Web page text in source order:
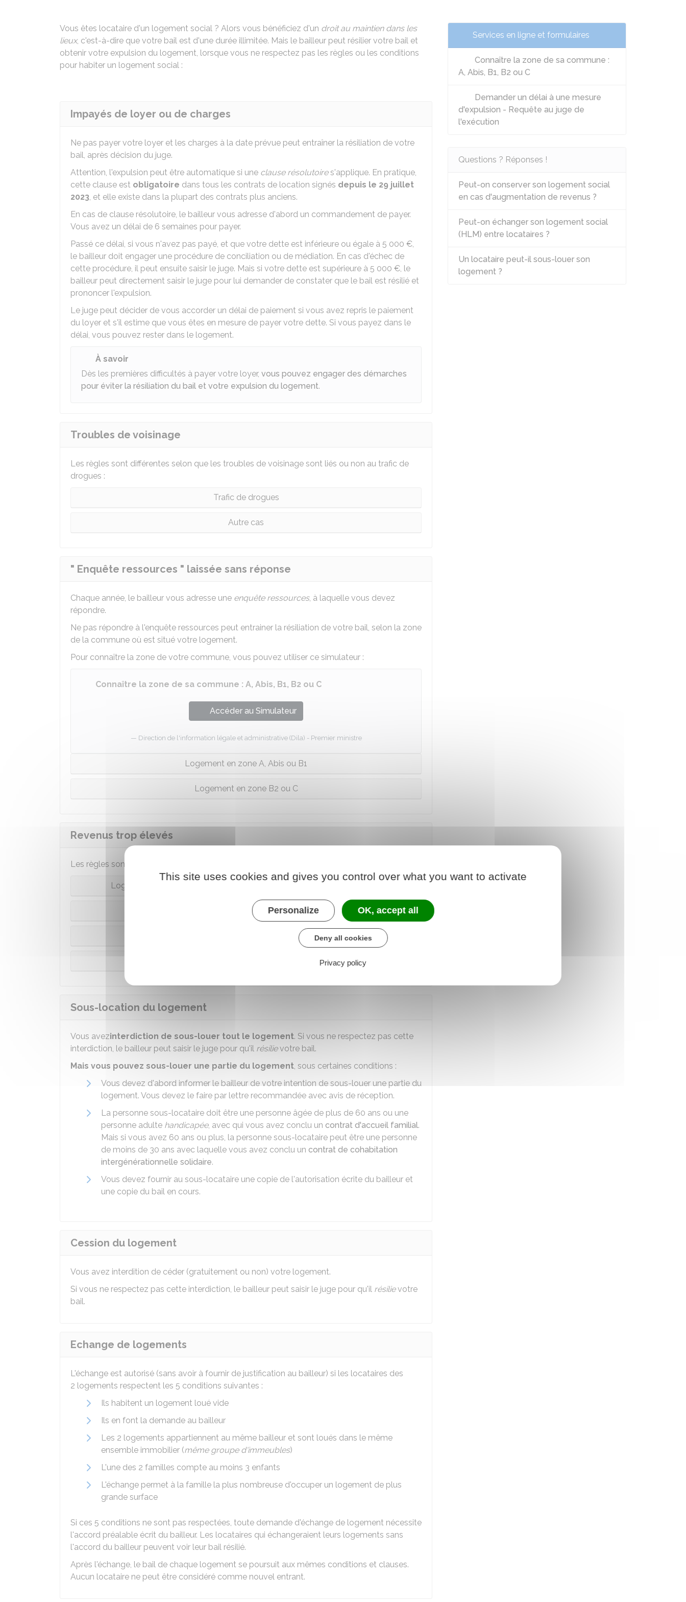
Vous êtes locataire d'un logement social ? Alors vous bénéficiez d'un droit au maintien dans les
lieux, c'est-à-dire que votre bail est d'une durée illimitée. Mais le bailleur peut résilier votre bail et
obtenir votre expulsion du logement, lorsque vous ne respectez pas les règles ou les conditions
pour habiter un logement social :
Impayés de loyer ou de charges
Ne pas payer votre loyer et les charges à la date prévue peut entraîner la résiliation de votre
bail, après décision du juge.
Attention, l'expulsion peut être automatique si une clause résolutoires'applique. En pratique,
cette clause est obligatoire dans tous les contrats de location signés depuis le 29 juillet
2023, et elle existe dans la plupart des contrats plus anciens.
En cas de clause résolutoire, le bailleur vous adresse d'abord un commandement de payer.
Vous avez un délai de 6 semaines pour payer.
Passé ce délai, si vous n'avez pas payé, et que votre dette est inférieure ou égale à 5 000 €,
le bailleur doit engager une procédure de conciliation ou de médiation. En cas d'échec de
cette procédure, il peut ensuite saisir le juge. Mais si votre dette est supérieure à 5 000 €, le
bailleur peut directement saisir le juge pour lui demander de constater que le bail est résilié et
prononcer l'expulsion.
Le juge peut décider de vous accorder un délai de paiement si vous avez repris le paiement
du loyer et s'il estime que vous êtes en mesure de payer votre dette. Si vous payez dans le
délai, vous pouvez rester dans le logement.
À savoir
Dès les premières difficultés à payer votre loyer, vous pouvez engager des démarches
pour éviter la résiliation du bail et votre expulsion du logement.
Troubles de voisinage
Les règles sont différentes selon que les troubles de voisinage sont liés ou non au trafic de
drogues :
Trafic de drogues
Autre cas
" Enquête ressources " laissée sans réponse
Chaque année, le bailleur vous adresse une enquête ressources, à laquelle vous devez
répondre.
Ne pas répondre à l'enquête ressources peut entrainer la résiliation de votre bail, selon la zone
de la commune où est situé votre logement.
Pour connaître la zone de votre commune, vous pouvez utiliser ce simulateur :
Connaître la zone de sa commune : A, Abis, B1, B2 ou C
Accéder au Simulateur
Direction de l'information légale et administrative (Dila) - Premier ministre
Logement en zone A, Abis ou B1
Logement en zone B2 ou C
Revenus trop élevés
Les règles sont différentes selon le lieu où se situe votre situation.
Logement dans un quartier prioritaire de la politique de la ville ou en Zus
Vous êtes handicapé
Vous avez à votre charge une personne handicapée
Sous-location du logement
Vous avezinterdiction de sous-louer tout le logement. Si vous ne respectez pas cette
interdiction, le bailleur peut saisir le juge pour qu'il résilievotre bail.
Mais vous pouvez sous-louer une partie du logement, sous certaines conditions :
Vous devez d'abord informer le bailleur de votre intention de sous-louer une partie du
logement. Vous devez le faire par lettre recommandée avec avis de réception.
La personne sous-locataire doit être une personne âgée de plus de 60 ans ou une
personne adulte handicapée, avec qui vous avez conclu un contrat d'accueil familial.
Mais si vous avez 60 ans ou plus, la personne sous-locataire peut être une personne
de moins de 30 ans avec laquelle vous avez conclu un contrat de cohabitation
intergénérationnelle solidaire.
Vous devez fournir au sous-locataire une copie de l'autorisation écrite du bailleur et
une copie du bail en cours.
Cession du logement
Vous avez interdition de céder (gratuitement ou non) votre logement.
Si vous ne respectez pas cette interdiction, le bailleur peut saisir le juge pour qu'il résilievotre
bail.
Echange de logements
L'échange est autorisé (sans avoir à fournir de justification au bailleur) si les locataires des
2 logements respectent les 5 conditions suivantes :
Ils habitent un logement loué vide
Ils en font la demande au bailleur
Les 2 logements appartiennent au même bailleur et sont loués dans le même
ensemble immobilier (même groupe d'immeubles)
L'une des 2 familles compte au moins 3 enfants
L'échange permet à la famille la plus nombreuse d'occuper un logement de plus
grande surface
Si ces 5 conditions ne sont pas respectées, toute demande d'échange de logement nécessite
l'accord préalable écrit du bailleur. Les locataires qui échangeraient leurs logements sans
l'accord du bailleur peuvent voir leur bail résilié.
Après l'échange, le bail de chaque logement se poursuit aux mêmes conditions et clauses.
Aucun locataire ne peut être considéré comme nouvel entrant.
Services en ligne et formulaires
Connaître la zone de sa commune :
A, Abis, B1, B2 ou C
Demander un délai à une mesure
d'expulsion - Requête au juge de
l'exécution
Questions ? Réponses !
Peut-on conserver son logement social
en cas d'augmentation de revenus ?
Peut-on échanger son logement social
(HLM) entre locataires ?
Un locataire peut-il sous-louer son
logement ?
This site uses cookies and gives you control over what you want to activate
Personalize OK, accept all
Deny all cookies
Privacy policy